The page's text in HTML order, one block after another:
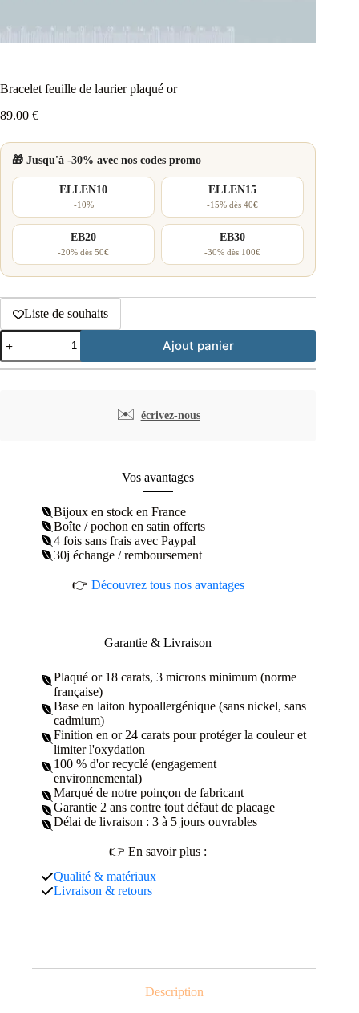
Bracelet feuille de laurier plaqué or
89.00 €
🎁 Jusqu'à -30% avec nos codes promo
ELLEN10
-10%
ELLEN15
-15% dès 40€
EB20
-20% dès 50€
EB30
-30% dès 100€
Liste de souhaits
quantité
de
Bracelet
Ajout panier
✉️ écrivez-nous
Vos avantages
Bijoux en stock en France
Boîte / pochon en satin offerts
4 fois sans frais avec Paypal
30j échange / remboursement
👉 Découvrez tous nos avantages
Garantie & Livraison
Plaqué or 18 carats, 3 microns minimum (norme
française)
Base en laiton hypoallergénique (sans nickel, sans
cadmium)
Finition en or 24 carats pour protéger la couleur et
limiter l'oxydation
100 % d'or recyclé (engagement
environnemental)
Marqué de notre poinçon de fabricant
Garantie 2 ans contre tout défaut de placage
Délai de livraison : 3 à 5 jours ouvrables
👉 En savoir plus :
Qualité & matériaux
Livraison & retours
Description